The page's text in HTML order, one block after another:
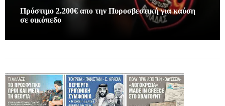
Πρόστιμο 2.200€ απο την Πυροσβεστική για καύση
σε οικόπεδο